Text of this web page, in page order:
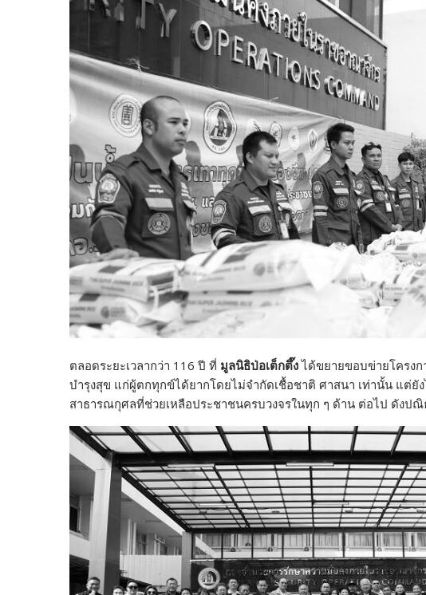
ตลอดระยะเวลากว่า 116 ปี ที่ มูลนิธิป่อเต็กตึ๊งได้ขยายขอบข่ายโครงก
บำรุงสุข แก่ผู้ตกทุกข์ได้ยากโดยไม่จำกัดเชื้อชาติ ศาสนา เท่านั้น แต่
สาธารณกุศลที่ช่วยเหลือประชาชนครบวงจรในทุก ๆ ด้าน ต่อไป ดังป